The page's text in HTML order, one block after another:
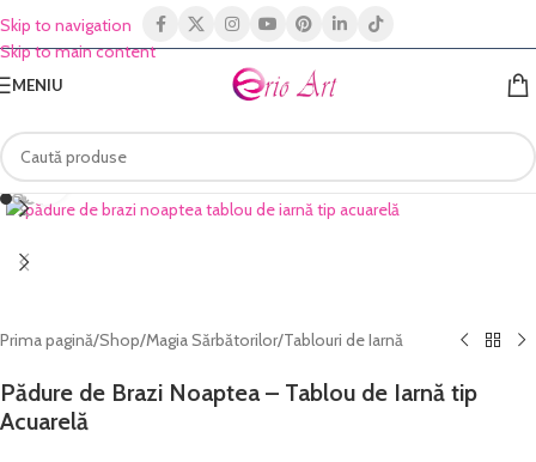
Skip to navigation
Skip to main content
MENIU
Click to enlarge
Prima pagină/Shop/Magia Sărbătorilor/Tablouri de Iarnă
Pădure de Brazi Noaptea – Tablou de Iarnă tip
Acuarelă